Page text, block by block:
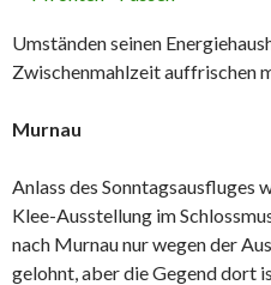
Umständen seinen
Zwischenmahlzeit auffrischen
Murnau
Anlass des Sonntagsausfluges
Klee-Ausstellung im
nach Murnau nur wegen der
gelohnt, aber die Gegend dort